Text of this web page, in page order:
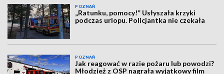
POZNAŃ
„Ratunku, pomocy!” Usłyszała krzyki
podczas urlopu. Policjantka nie czekała
POZNAŃ
Jak reagować w razie pożaru lub powodzi?
Młodzież z OSP nagrała wyjątkowy film